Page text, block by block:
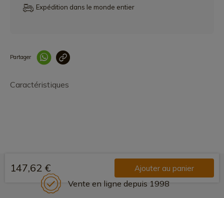
Expédition dans le monde entier
Partager
Caractéristiques
147,62 € Ajouter au panier
Vente en ligne depuis 1998